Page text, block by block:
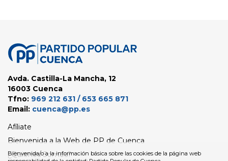
Avda. Castilla-La Mancha, 12
16003 Cuenca
Tfno: 969 212 631 / 653 665 871
Email: cuenca@pp.es
Afíliate
Bienvenida a la Web de PP de Cuenca
¿Quienes Somos?
Bienvenida/o a la información básica sobre las cookies de la página web